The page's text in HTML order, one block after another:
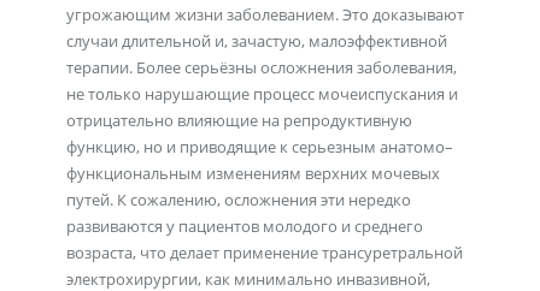
угрожающим жизни заболеванием. Это доказывают
случаи длительной и, зачастую, малоэффективной
терапии. Более серьёзны осложнения заболевания,
не только нарушающие процесс мочеиспускания и
отрицательно влияющие на репродуктивную
функцию, но и приводящие к серьезным анатомо–
функциональным изменениям верхних мочевых
путей. К сожалению, осложнения эти нередко
развиваются у пациентов молодого и среднего
возраста, что делает применение трансуретральной
электрохирургии, как минимально инвазивной,